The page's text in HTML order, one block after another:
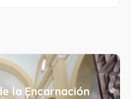
la Encarnación